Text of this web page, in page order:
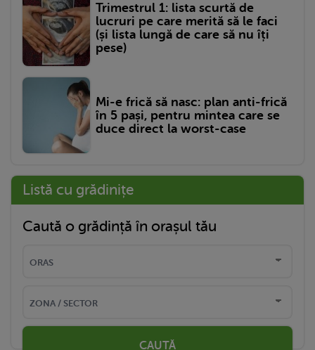
Trimestrul 1: lista scurtă de
lucruri pe care merită să le faci
(și lista lungă de care să nu îți
pese)
Mi-e frică să nasc: plan anti-frică
în 5 pași, pentru mintea care se
duce direct la worst-case
Listă cu grădinițe
Caută o grădință în orașul tău
CAUTĂ